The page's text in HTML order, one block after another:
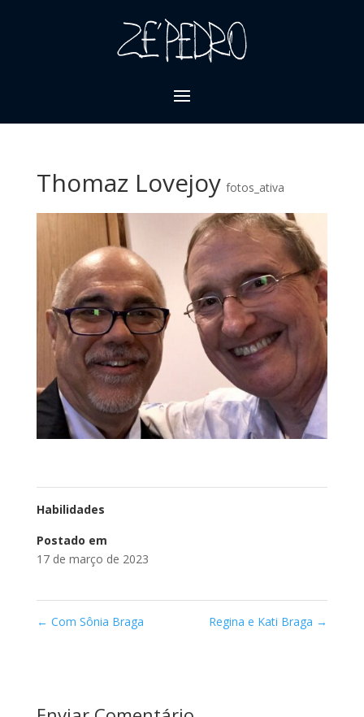
Thomaz Lovejoy fotos_ativa
Habilidades
Postado em
17 de março de 2023
← Com Sônia Braga Regina e Kati Braga →